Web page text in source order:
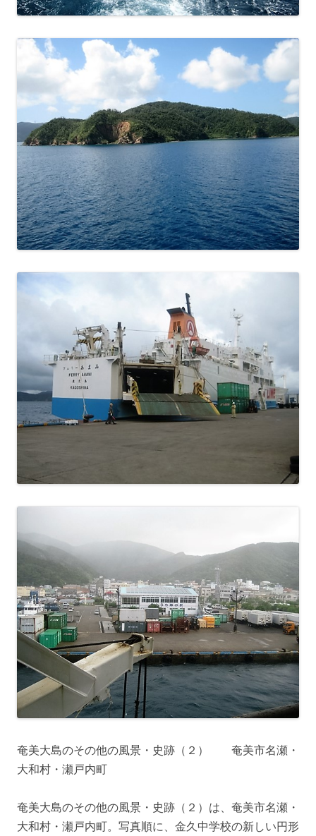
奄美大島のその他の風景・史跡（２） 奄美市名瀬・
大和村・瀬戸内町
奄美大島のその他の風景・史跡（２）は、奄美市名瀬・
大和村・瀬戸内町。写真順に、金久中学校の新しい円形